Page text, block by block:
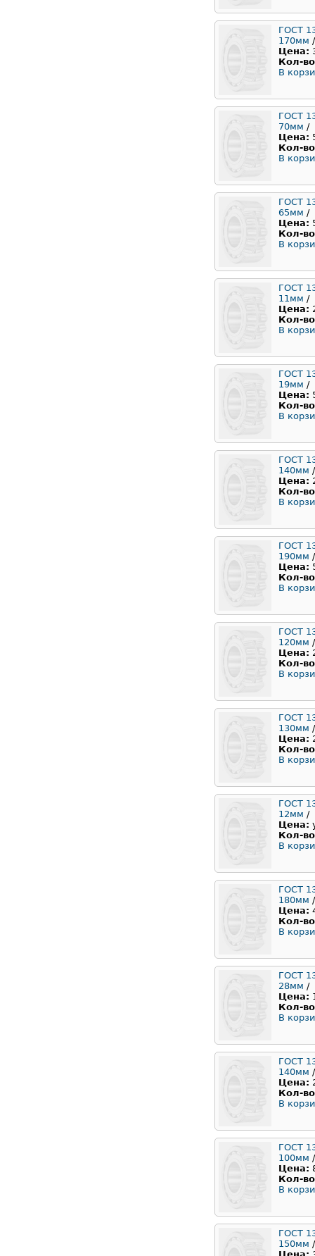
ГОСТ
170мм /
Цена:
Кол-
В
ГОСТ
70мм /
Цена:
Кол-
В
ГОСТ
65мм /
Цена:
Кол-
В
ГОСТ
11мм /
Цена:
Кол-
В
ГОСТ
19мм /
Цена:
Кол-
В
ГОСТ
140мм /
Цена:
Кол-
В
ГОСТ
190мм /
Цена:
Кол-
В
ГОСТ
120мм /
Цена:
Кол-
В
ГОСТ
130мм /
Цена:
Кол-
В
ГОСТ
12мм /
Цена:
Кол-
В
ГОСТ
180мм /
Цена:
Кол-
В
ГОСТ
28мм /
Цена:
Кол-
В
ГОСТ
140мм /
Цена:
Кол-
В
ГОСТ
100мм /
Цена:
Кол-
В
ГОСТ
150мм /